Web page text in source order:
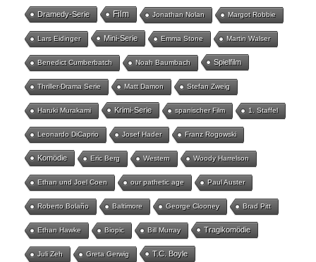
Dramedy-Serie Film Jonathan Nolan Margot Robbie
Lars Eidinger Mini-Serie Emma Stone Martin Walser
Benedict Cumberbatch Noah Baumbach Spielfilm
Thriller-Drama Serie Matt Damon Stefan Zweig
Haruki Murakami Krimi-Serie spanischer Film 1. Staffel
Leonardo DiCaprio Josef Hader Franz Rogowski
Komödie Eric Berg Western Woody Harrelson
Ethan und Joel Coen our pathetic age Paul Auster
Roberto Bolaño Baltimore George Clooney Brad Pitt
Ethan Hawke Biopic Bill Murray Tragikomödie
Juli Zeh Greta Gerwig T.C. Boyle